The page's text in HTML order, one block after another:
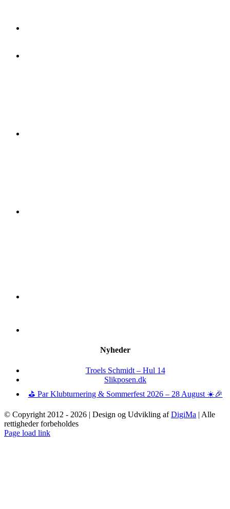
Nyheder
Troels Schmidt – Hul 14
Slikposen.dk
⛳ Par Klubturnering & Sommerfest 2026 – 28 August ☀️🎉
© Copyright 2012 - 2026 | Design og Udvikling afDigiMa | Alle
rettigheder forbeholdes
Page load link